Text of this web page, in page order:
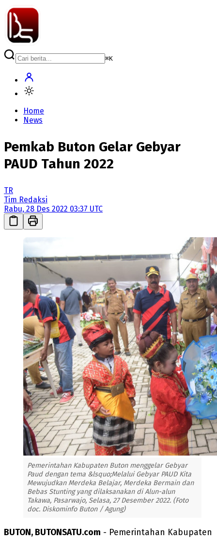
⌘K
Home
News
Pemkab Buton Gelar Gebyar
PAUD Tahun 2022
TR
Tim Redaksi
Rabu, 28 Des 2022 03:37 UTC
Pemerintahan Kabupaten Buton menggelar Gebyar
Paud dengan tema &lsquo;Melalui Gebyar PAUD Kita
Mewujudkan Merdeka Belajar, Merdeka Bermain dan
Bebas Stunting yang dilaksanakan di Alun-alun
Takawa, Pasarwajo, Selasa, 27 Desember 2022. (Foto
doc. Diskominfo Buton / Agung)
BUTON, BUTONSATU.com - Pemerintahan Kabupaten